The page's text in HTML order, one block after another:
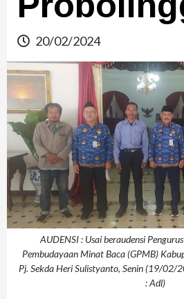
20/02/2024
AUDENSI : Usai beraudensi
Pembudayaan Minat Baca (GPMB)
Pj. Sekda Heri Sulistyanto, Senin (19/02/
: Adl)